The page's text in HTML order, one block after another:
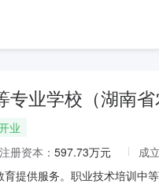
专业学校（湖南
业
注册资本： 597.73万元 成
育提供服务。职业技术培训中